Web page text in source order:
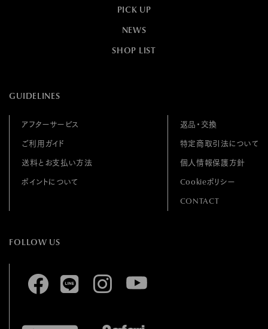
PICK UP
NEWS
SHOP LIST
GUIDELINES
アフターサービス
ご利用ガイド
送料とお支払い方法
ポイントについて
返品・交換
特定商取引法について
個人情報保護方針
Cookieポリシー
CONTACT
FOLLOW US